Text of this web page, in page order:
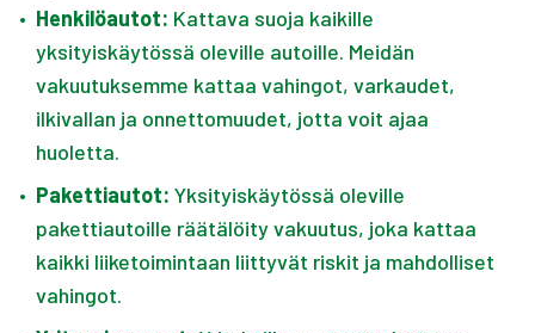
• Henkilöautot: Kattava suoja kaikille
yksityiskäytössä oleville autoille. Meidän
vakuutuksemme kattaa vahingot, varkaudet,
ilkivallan ja onnettomuudet, jotta voit ajaa
huoletta.
• Pakettiautot: Yksityiskäytössä oleville
pakettiautoille räätälöity vakuutus, joka kattaa
kaikki liiketoimintaan liittyvät riskit ja mahdolliset
vahingot.